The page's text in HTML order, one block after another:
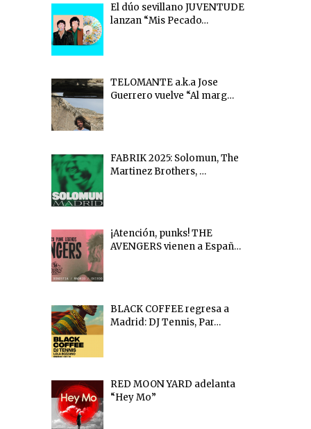
El dúo sevillano JUVENTUDE
lanzan “Mis Pecado…
TELOMANTE a.k.a Jose
Guerrero vuelve “Al marg…
FABRIK 2025: Solomun, The
Martinez Brothers, …
¡Atención, punks! THE
AVENGERS vienen a Españ…
BLACK COFFEE regresa a
Madrid: DJ Tennis, Par…
RED MOON YARD adelanta
“Hey Mo”